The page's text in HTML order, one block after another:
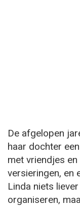
De afgelopen
haar dochter
met vriendjes
versieringen, en
Linda niets
organiseren,